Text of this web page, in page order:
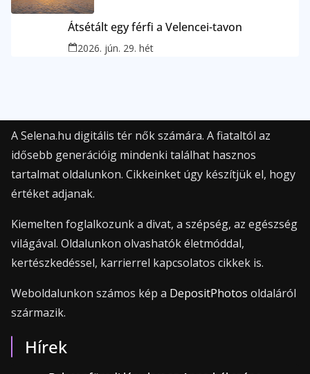
Átsétált egy férfi a Velencei-tavon
2026. jún. 29. hét
A Selena.hu digitális tér nők számára. A fiataltól az
idősebb generációig mindenki találhat hasznos
tartalmat oldalunkon. Cikkeinket úgy készítjük el, hogy
értéket adjanak.
Kiemelten foglalkozunk a divat, a szépség, az egészség
világával. Oldalunkon olvashatók életmóddal,
kertészkedéssel, karrierrel kapcsolatos cikkek is.
Weboldalunkon számos kép a DepositPhotos oldaláról
származik.
Hírek